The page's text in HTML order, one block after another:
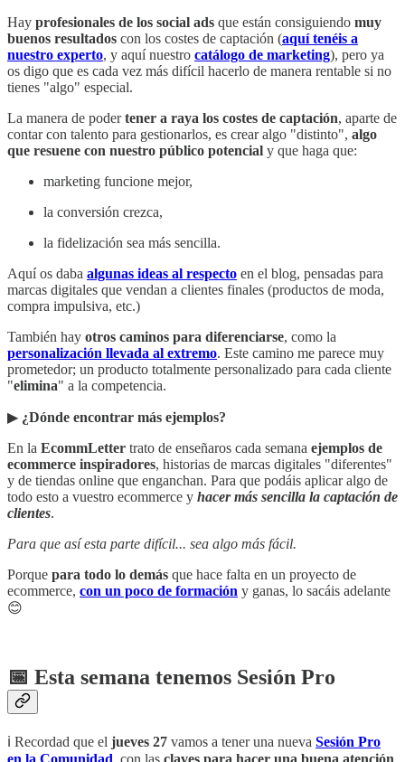
Hay profesionales de los social ads que están consiguiendo muy
buenos resultados con los costes de captación (aquí tenéis a
nuestro experto, y aquí nuestro catálogo de marketing), pero ya
os digo que es cada vez más difícil hacerlo de manera rentable si no
tienes "algo" especial.
La manera de podertener a raya los costes de captación, aparte de
contar con talento para gestionarlos, es crear algo "distinto", algo
que resuene con nuestro público potencial y que haga que:
marketing funcione mejor,
la conversión crezca,
la fidelización sea más sencilla.
Aquí os daba algunas ideas al respecto en el blog, pensadas para
marcas digitales que vendan a clientes finales (productos de moda,
compra impulsiva, etc.)
También hay otros caminos para diferenciarse, como la
personalización llevada al extremo. Este camino me parece muy
prometedor; un producto totalmente personalizado para cada cliente
"elimina" a la competencia.
▶︎ ¿Dónde encontrar más ejemplos?
En la EcommLetter trato de enseñaros cada semana ejemplos de
ecommerce inspiradores, historias de marcas digitales "diferentes"
y de tiendas online que enganchan. Para que podáis aplicar algo de
todo esto a vuestro ecommerce y hacer más sencilla la captación de
clientes.
Para que así esta parte difícil... sea algo más fácil.
Porque para todo lo demás que hace falta en un proyecto de
ecommerce, con un poco de formación y ganas, lo sacáis adelante
😊
📅 Esta semana tenemos Sesión Pro
ℹ️ Recordad que el jueves 27 vamos a tener una nueva Sesión Pro